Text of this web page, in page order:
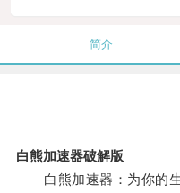
简介
白熊加速器破解版
白熊加速器：为你的生